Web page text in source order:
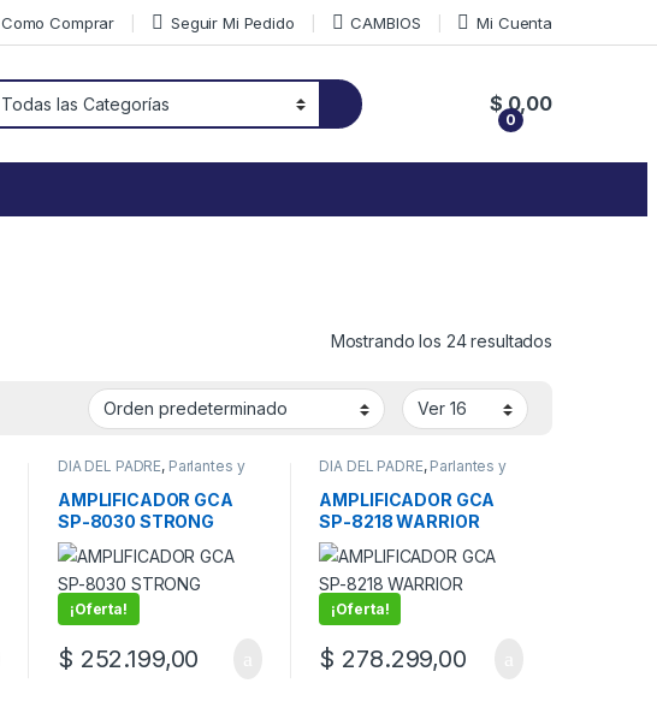
Como Comprar Seguir Mi Pedido CAMBIOS Mi Cuenta
0
$0,00
Mostrando los 24 resultados
DIA DEL PADRE, Parlantes y
AMPLIFICADOR GCA
SP-8030 STRONG
BT/BAT
¡Oferta!
$ 252.199,00
DIA DEL PADRE, Parlantes y
AMPLIFICADOR GCA
SP-8218 WARRIOR
BT/BAT
¡Oferta!
$ 278.299,00